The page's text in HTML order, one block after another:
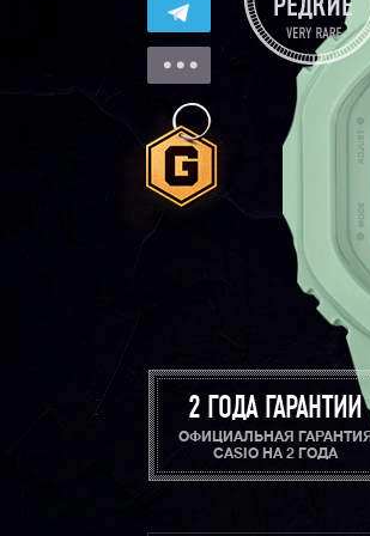
2 ГОДА ГАРАНТИИ
ОФИЦИАЛЬНАЯ ГАРАНТИЯ
CASIO НА 2 ГОДА